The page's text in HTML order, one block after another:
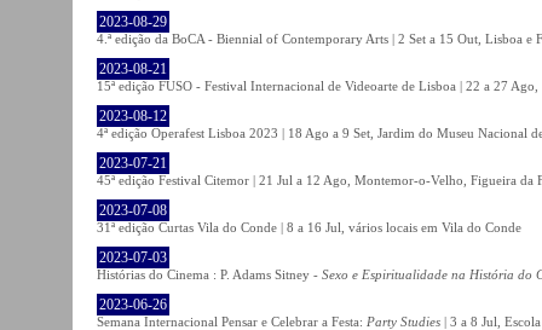
2023-08-29
4.ª edição da BoCA - Biennial of Contemporary Arts | 2 Set a 15 Out, Lisboa e
2023-08-21
15ª edição FUSO - Festival Internacional de Videoarte de Lisboa | 22 a 27
2023-08-12
4ª edição Operafest Lisboa 2023 | 18 Ago a 9 Set, Jardim do Museu Nacional
2023-07-21
45ª edição Festival Citemor | 21 Jul a 12 Ago, Montemor-o-Velho, Figueira da
2023-07-08
31ª edição Curtas Vila do Conde | 8 a 16 Jul, vários locais em Vila do Conde
2023-07-03
Histórias do Cinema : P. Adams Sitney - Sexo e Espiritualidade na História do
2023-06-26
Semana Internacional Pensar e Celebrar a Festa: Party Studies | 3 a 8 Jul,